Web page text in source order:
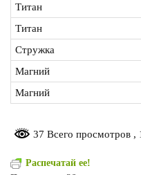
Титан
Титан
Стружка
Магний
Магний
37 Всего просмотров ,
Распечатай ее!